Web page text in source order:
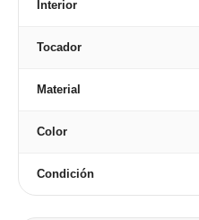
Interior
Tocador
Material
Color
Condición